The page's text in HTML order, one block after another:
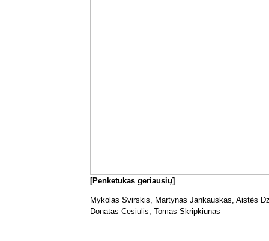
[Penketukas geriausių]
Mykolas Svirskis, Martynas Jankauskas, Aistės
Donatas Cesiulis, Tomas Skripkiūnas